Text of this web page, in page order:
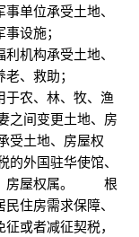
单位承受土地、
军事设施；
机构承受土地、
养老、救助；
于农、林、牧、渔
间变更土地、房
土地、房屋权
外国驻华使馆、
、房屋权属。 根
住房需求保障、
或者减征契税，